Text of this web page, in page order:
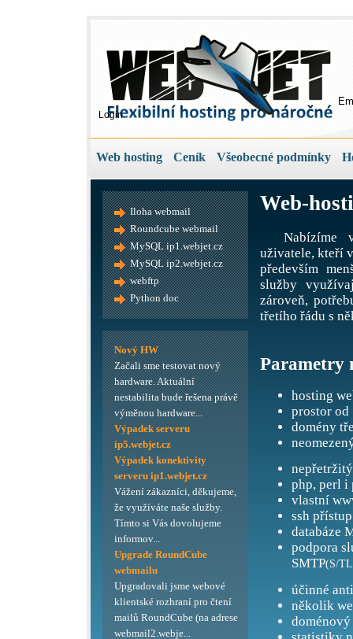
Login
Web hosting Ceník Všeobecné podmínky
Web-
Nabízíme
uživatele, kteří
především
služby
zároveň,
třetího řádu s
Parametry
hosting
prostor od
domény
php, perl i
vlastní
ssh přístup
databáze
podpora
SMTP(S/
účinné
několik
doménový
Iloha webmail
Roundcube webmail
MySQL ip1.webjet.cz
MySQL ip2.webjet.cz
webftp
Python doc
Nový HW
Začali sme testovat nový
hardware. Aktuální
nestabilita bude řešena právě
výměnou hardware...
Výpadek serveru
ip5.webjet.cz
Výpadek konektivity
serveru ip1.webjet.cz
Vážení zákazníci, děkujeme,
že využíváte naše služby.
Tímto si Vás dovolujeme
informov...
Upgrade RoundCube
webmailu
Upgradovali jsme webové
klientské rozhraní pro čtení
mailů RoundCube (na adrese
webmail2.webje...